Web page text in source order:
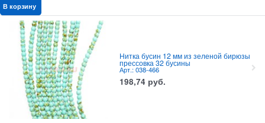
В корзину
Нитка бусин 12 мм из зеленой бирюзы
прессовка 32 бусины
Арт.: 038-466
198,74 руб.